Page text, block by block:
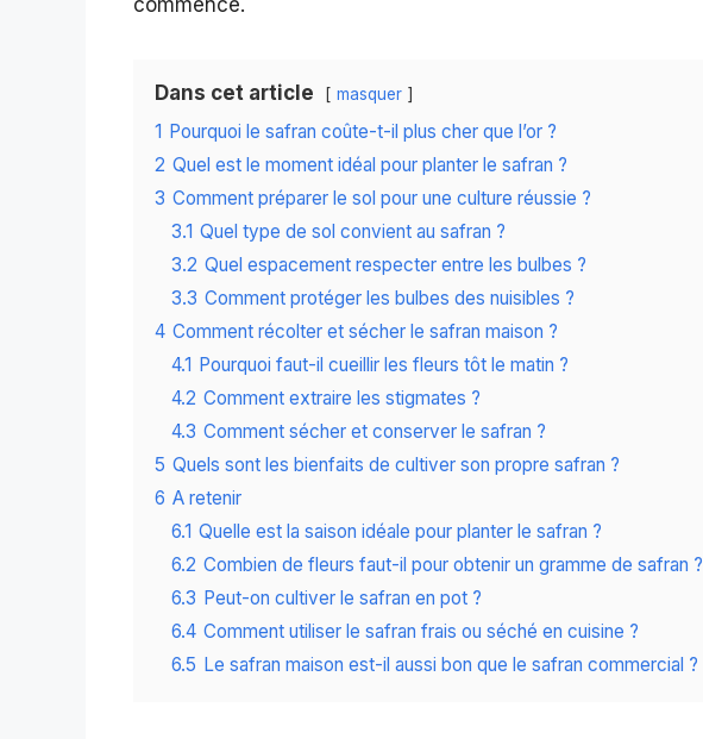
commence.
Dans cet article masquer
1 Pourquoi le safran coûte-t-il plus cher que l’or ?
2 Quel est le moment idéal pour planter le safran ?
3 Comment préparer le sol pour une culture réussie ?
3.1 Quel type de sol convient au safran ?
3.2 Quel espacement respecter entre les bulbes ?
3.3 Comment protéger les bulbes des nuisibles ?
4 Comment récolter et sécher le safran maison ?
4.1 Pourquoi faut-il cueillir les fleurs tôt le matin ?
4.2 Comment extraire les stigmates ?
4.3 Comment sécher et conserver le safran ?
5 Quels sont les bienfaits de cultiver son propre safran ?
6 A retenir
6.1 Quelle est la saison idéale pour planter le safran ?
6.2 Combien de fleurs faut-il pour obtenir un gramme de safran ?
6.3 Peut-on cultiver le safran en pot ?
6.4 Comment utiliser le safran frais ou séché en cuisine ?
6.5 Le safran maison est-il aussi bon que le safran commercial ?